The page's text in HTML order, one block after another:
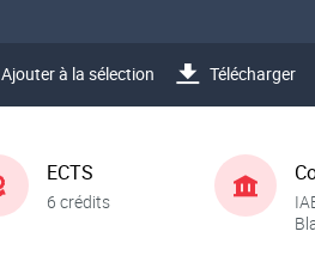
Ajouter à la sélection Télécharger
ECTS
6 crédits